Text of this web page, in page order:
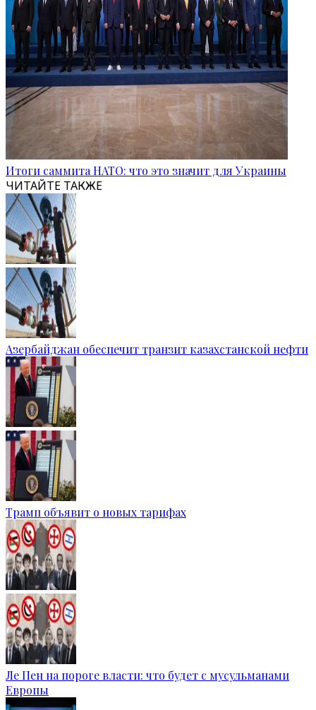
Итоги саммита НАТО: что это значит для Украины
ЧИТАЙТЕ ТАКЖЕ
Азербайджан обеспечит транзит казахстанской нефти
Трамп объявит о новых тарифах
Ле Пен на пороге власти: что будет с мусульманами
Европы